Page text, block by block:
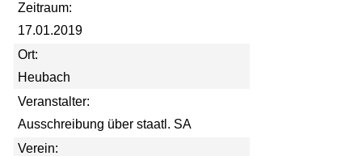
Zeitraum:
17.01.2019
Ort:
Heubach
Veranstalter:
Ausschreibung über staatl. SA
Verein: